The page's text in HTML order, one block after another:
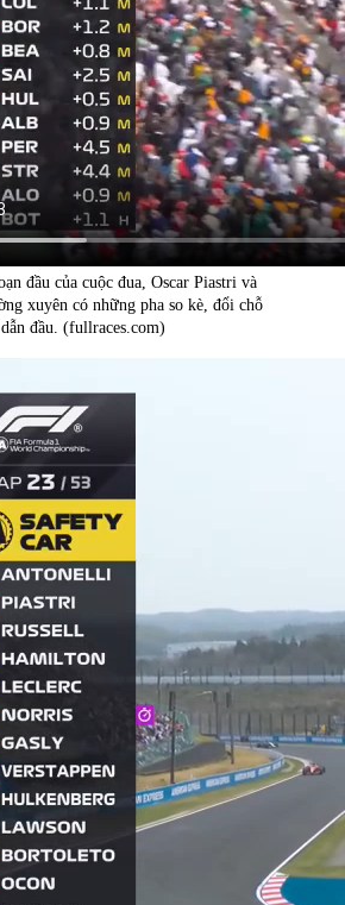
đầu của cuộc đua, Oscar Piastri và
xuyên có những pha so kè, đổi chỗ
đầu. (fullraces.com)